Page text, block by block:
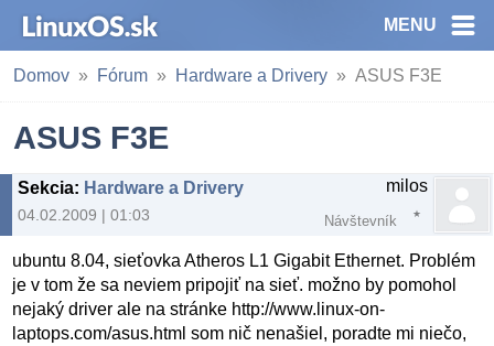
MENU
Domov Fórum Hardware a Drivery ASUS F3E
ASUS F3E
Sekcia: Hardware a Drivery
04.02.2009 | 01:03
milos
Návštevník
ubuntu 8.04, sieťovka Atheros L1 Gigabit Ethernet. Problém
je v tom že sa neviem pripojiť na sieť. možno by pomohol
nejaký driver ale na stránke http://www.linux-on-
laptops.com/asus.html som nič nenašiel, poradte mi niečo,